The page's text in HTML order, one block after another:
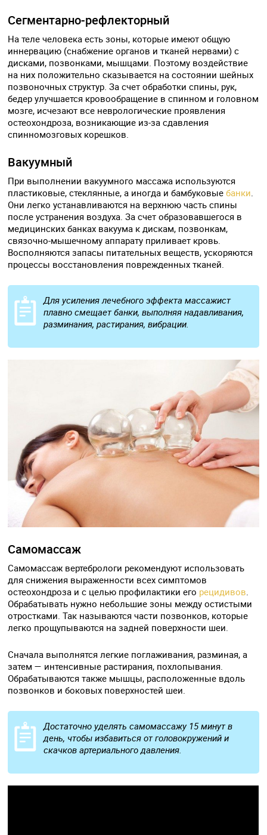
Сегментарно-рефлекторный
На теле человека есть зоны, которые имеют общую
иннервацию (снабжение органов и тканей нервами) с
дисками, позвонками, мышцами. Поэтому воздействие
на них положительно сказывается на состоянии шейных
позвоночных структур. За счет обработки спины, рук,
бедер улучшается кровообращение в спинном и головном
мозге, исчезают все неврологические проявления
остеохондроза, возникающие из-за сдавления
спинномозговых корешков.
Вакуумный
При выполнении вакуумного массажа используются
пластиковые, стеклянные, а иногда и бамбуковыебанки.
Они легко устанавливаются на верхнюю часть спины
после устранения воздуха. За счет образовавшегося в
медицинских банках вакуума к дискам, позвонкам,
связочно-мышечному аппарату приливает кровь.
Восполняются запасы питательных веществ, ускоряются
процессы восстановления поврежденных тканей.
Для усиления лечебного эффекта массажист
плавно смещает банки, выполняя надавливания,
разминания, растирания, вибрации.
Самомассаж
Самомассаж вертебрологи рекомендуют использовать
для снижения выраженности всех симптомов
остеохондроза и с целью профилактики его рецидивов
Обрабатывать нужно небольшие зоны между остистыми
отростками. Так называются части позвонков, которые
легко прощупываются на задней поверхности шеи.
Сначала выполнятся легкие поглаживания, разминая, а
затем — интенсивные растирания, похлопывания.
Обрабатываются также мышцы, расположенные вдоль
позвонков и боковых поверхностей шеи.
Достаточно уделять самомассажу 15 минут в
день, чтобы избавиться от головокружений и
скачков артериального давления.